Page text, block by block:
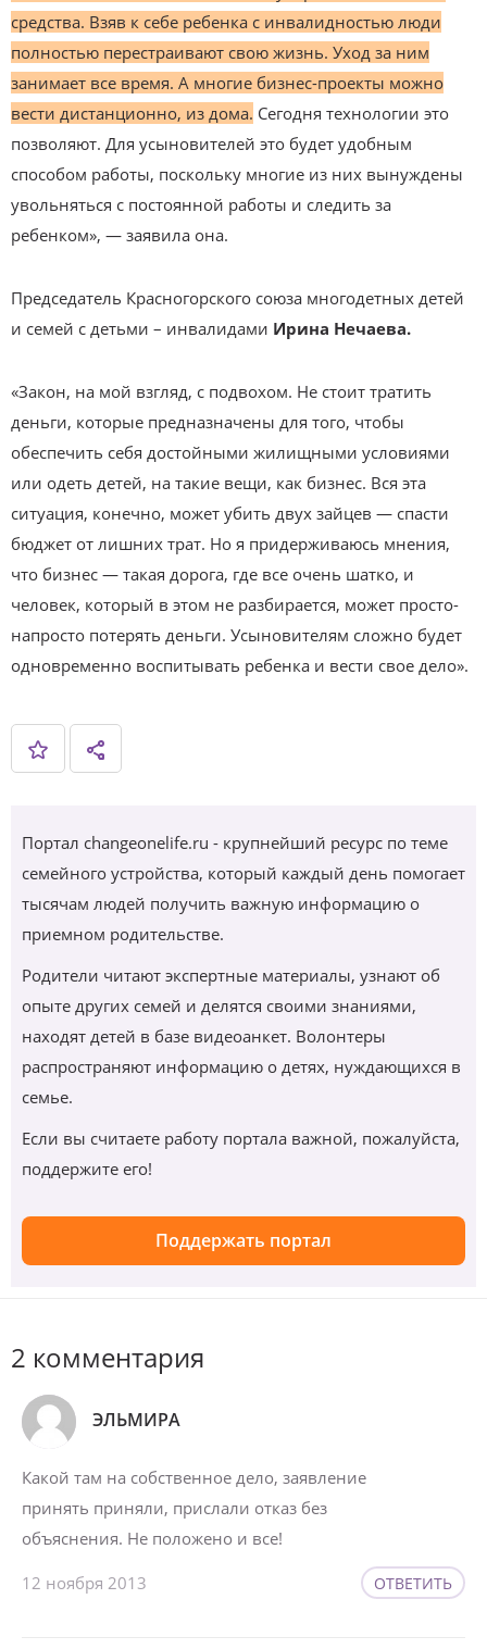
средства. Взяв к себе ребенка с инвалидностью люди
полностью перестраивают свою жизнь. Уход за ним
занимает все время. А многие бизнес-проекты можно
вести дистанционно, из дома. Сегодня технологии это
позволяют. Для усыновителей это будет удобным
способом работы, поскольку многие из них вынуждены
увольняться с постоянной работы и следить за
ребенком», — заявила она.
Председатель Красногорского союза многодетных детей
и семей с детьми – инвалидами Ирина Нечаева.
«Закон, на мой взгляд, с подвохом. Не стоит тратить
деньги, которые предназначены для того, чтобы
обеспечить себя достойными жилищными условиями
или одеть детей, на такие вещи, как бизнес. Вся эта
ситуация, конечно, может убить двух зайцев — спасти
бюджет от лишних трат. Но я придерживаюсь мнения,
что бизнес — такая дорога, где все очень шатко, и
человек, который в этом не разбирается, может просто-
напросто потерять деньги. Усыновителям сложно будет
одновременно воспитывать ребенка и вести свое дело».
Портал changeonelife.ru - крупнейший ресурс по теме
семейного устройства, который каждый день помогает
тысячам людей получить важную информацию о
приемном родительстве.
Родители читают экспертные материалы, узнают об
опыте других семей и делятся своими знаниями,
находят детей в базе видеоанкет. Волонтеры
распространяют информацию о детях, нуждающихся в
семье.
Если вы считаете работу портала важной, пожалуйста,
поддержите его!
Поддержать портал
2 комментария
ЭЛЬМИРА
Какой там на собственное дело, заявление
принять приняли, прислали отказ без
объяснения. Не положено и все!
12 ноября 2013 ОТВЕТИТЬ